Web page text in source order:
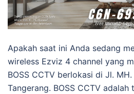
Apakah saat ini Anda sedang
wireless Ezviz 4 channel yang
BOSS CCTV berlokasi di Jl.
Tangerang. BOSS CCTV